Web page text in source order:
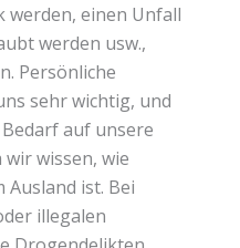
werden, einen Unfall
werden usw.,
Persönliche
sehr wichtig, und
auf unsere
wissen, wie
Ausland ist. Bei
illegalen